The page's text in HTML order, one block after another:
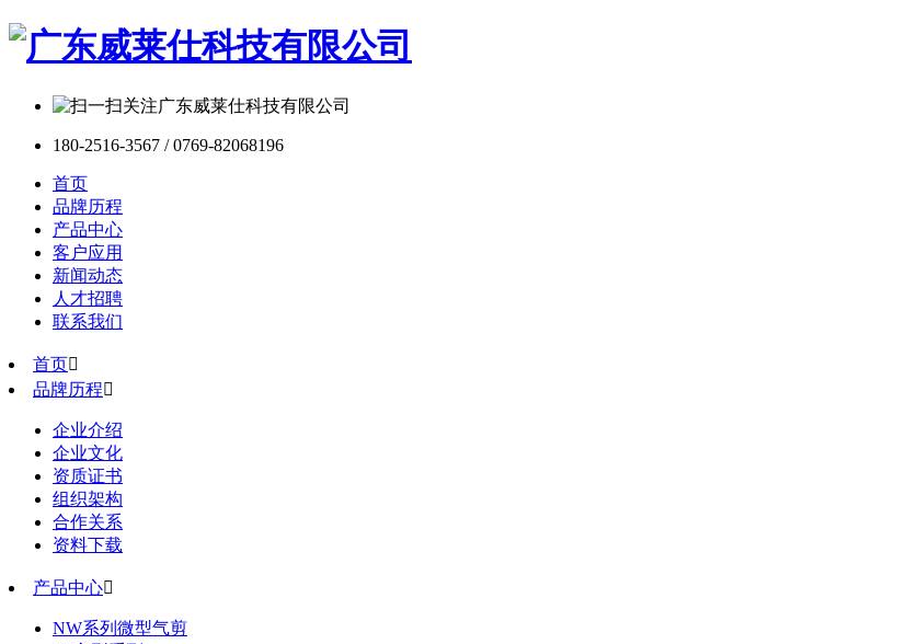
180-2516-3567 / 0769-82068196
首页
品牌历程
产品中心
客户应用
新闻动态
人才招聘
联系我们
首页
品牌历程
企业介绍
企业文化
资质证书
组织架构
合作关系
资料下载
产品中心
NW系列微型气剪